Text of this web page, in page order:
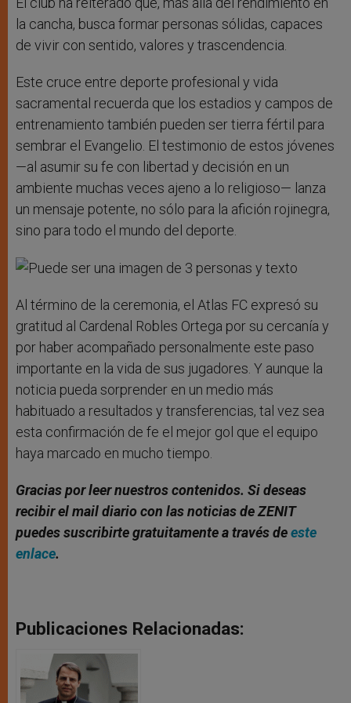
la cancha, busca formar personas sólidas, capaces
de vivir con sentido, valores y trascendencia.
Este cruce entre deporte profesional y vida
sacramental recuerda que los estadios y campos de
entrenamiento también pueden ser tierra fértil para
sembrar el Evangelio. El testimonio de estos jóvenes
—al asumir su fe con libertad y decisión en un
ambiente muchas veces ajeno a lo religioso— lanza
un mensaje potente, no sólo para la afición rojinegra,
sino para todo el mundo del deporte.
Al término de la ceremonia, el Atlas FC expresó su
gratitud al Cardenal Robles Ortega por su cercanía y
por haber acompañado personalmente este paso
importante en la vida de sus jugadores. Y aunque la
noticia pueda sorprender en un medio más
habituado a resultados y transferencias, tal vez sea
esta confirmación de fe el mejor gol que el equipo
haya marcado en mucho tiempo.
Gracias por leer nuestros contenidos. Si deseas
recibir el mail diario con las noticias de ZENIT
puedes suscribirte gratuitamente a través deeste
enlace.
Publicaciones Relacionadas: